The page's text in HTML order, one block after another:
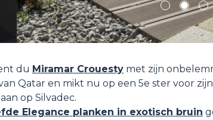
1 2 3
du Miramar Crouesty met zijn
Qatar en mikt nu op een 5e ster voor
op Silvadec.
Elegance planken in exotisch bruin